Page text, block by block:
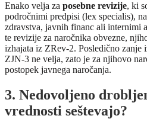
Enako velja za posebne revizije, ki
področnimi predpisi (lex specialis),
zdravstva, javnih financ ali internimi
te revizije za naročnika obvezne,
izhajata iz ZRev-2. Posledično zanje
ZJN-3 ne velja, zato je za njihovo
postopek javnega naročanja.
3. Nedovoljeno
vrednosti seštevajo?